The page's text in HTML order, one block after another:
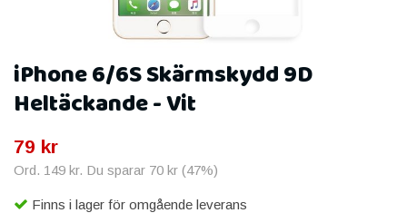
iPhone 6/6S Skärmskydd 9D
Heltäckande - Vit
79 kr
Ord. 149 kr. Du sparar 70 kr (47%)
Finns i lager för omgående leverans